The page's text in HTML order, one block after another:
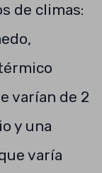
de climas:
varían de 2
y una
varía